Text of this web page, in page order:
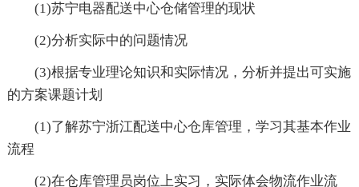
(1)苏宁电器配送中心仓储管理的现状
(2)分析实际中的问题情况
(3)根据专业理论知识和实际情况，分析并提出可实施
的方案课题计划
(1)了解苏宁浙江配送中心仓库管理，学习其基本作业
流程
(2)在仓库管理员岗位上实习，实际体会物流作业流